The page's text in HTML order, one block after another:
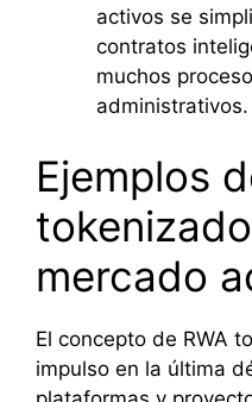
activos se
contratos
muchos
administrativos.
Ejemplos
mercado
El concepto de RWA
impulso en la última